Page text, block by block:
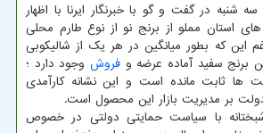
سه شنبه در گفت و گو با خبرنگار ایرنا با اظهار
های استان مملو از برنج نو از نوع طارم محلی
این که بطور میانگین در هر یک از شالیکوبی
فروش وجود دارد ؛
ها ثابت مانده است و این نشانه کارآمدی
بر مدیریت بازار این محصول است.
با سیاست حمایتی دولتی در خصوص